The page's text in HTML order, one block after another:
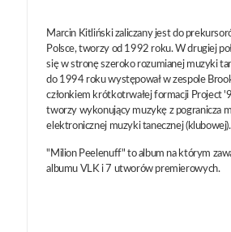
Marcin Kitliński zaliczany jest do
Polsce, tworzy od 1992 roku. W drugiej
się w stronę szeroko rozumianej muzyki
do 1994 roku występował w zespole
członkiem krótkotrwałej formacji Project
tworzy wykonujący muzykę z pogranicza
elektronicznej muzyki tanecznej (klubowej).
"Milion Peelenuff" to album na którym
albumu VLK i 7 utworów premierowych.